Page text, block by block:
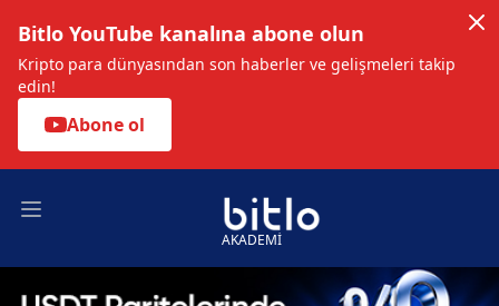
Bitlo YouTube kanalına abone olun
Kripto para dünyasından son haberler ve gelişmeleri takip
edin!
Abone ol
Open main menu
AKADEMİ